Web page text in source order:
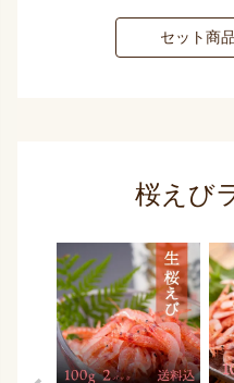
セット商
桜えび